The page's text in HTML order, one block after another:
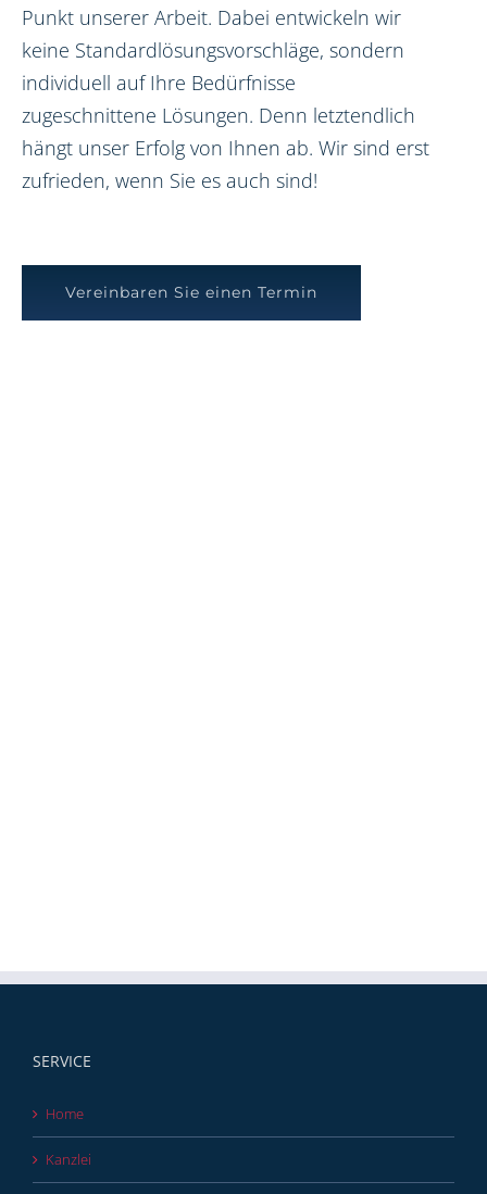
Punkt unserer Arbeit. Dabei entwickeln wir
keine Standardlösungsvorschläge, sondern
individuell auf Ihre Bedürfnisse
zugeschnittene Lösungen. Denn letztendlich
hängt unser Erfolg von Ihnen ab. Wir sind erst
zufrieden, wenn Sie es auch sind!
Vereinbaren Sie einen Termin
SERVICE
Home
Kanzlei